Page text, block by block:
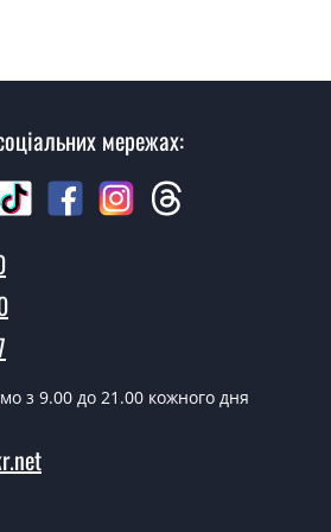
сейфовий?
дверей Замок Ельбор
встановити двері
сейфовий?
кількох годин, за умови
чи наступного дня.
сьогодні викликати
готові замки?
мережах:
з 9.00 до 21.00 кожного дня